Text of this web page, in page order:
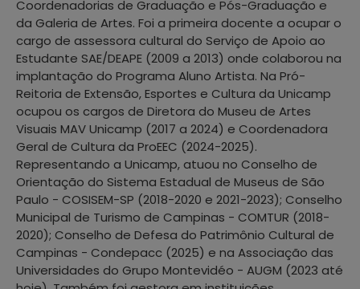
Coordenadorias de Graduação e Pós-Graduação e
da Galeria de Artes. Foi a primeira docente a ocupar o
cargo de assessora cultural do Serviço de Apoio ao
Estudante SAE/DEAPE (2009 a 2013) onde colaborou na
implantação do Programa Aluno Artista. Na Pró-
Reitoria de Extensão, Esportes e Cultura da Unicamp
ocupou os cargos de Diretora do Museu de Artes
Visuais MAV Unicamp (2017 a 2024) e Coordenadora
Geral de Cultura da ProEEC (2024-2025).
Representando a Unicamp, atuou no Conselho de
Orientação do Sistema Estadual de Museus de São
Paulo - COSISEM-SP (2018-2020 e 2021-2023); Conselho
Municipal de Turismo de Campinas - COMTUR (2018-
2020); Conselho de Defesa do Patrimônio Cultural de
Campinas - Condepacc (2025) e na Associação das
Universidades do Grupo Montevidéo - AUGM (2023 até